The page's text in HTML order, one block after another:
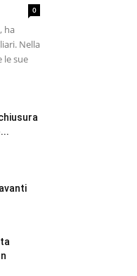
0
ha
Nella
le sue